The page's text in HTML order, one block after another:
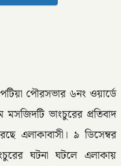
পটিয়া পৌরসভার ৬নং ওয়ার্ডে
ভাংচুরের প্রতিবাদ
এলাকাবাসী। ৯ ডিসেম্বর
ঘটনা ঘটলে এলাকায়